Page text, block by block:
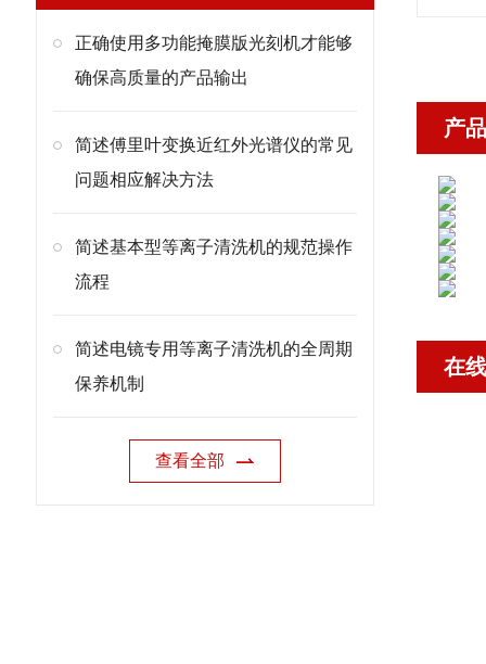
正确使用多功能掩膜版光刻机才能够
确保高质量的产品输出
简述傅里叶变换近红外光谱仪的常见
问题相应解决方法
简述基本型等离子清洗机的规范操作
流程
简述电镜专用等离子清洗机的全周期
保养机制
查看全部
产
在